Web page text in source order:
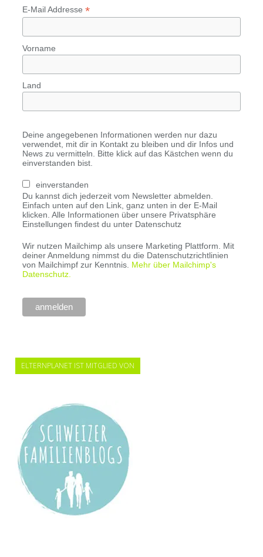
E-Mail Addresse *
Vorname
Land
Deine angegebenen Informationen werden nur dazu
verwendet, mit dir in Kontakt zu bleiben und dir Infos und
News zu vermitteln. Bitte klick auf das Kästchen wenn du
einverstanden bist.
einverstanden
Du kannst dich jederzeit vom Newsletter abmelden.
Einfach unten auf den Link, ganz unten in der E-Mail
klicken. Alle Informationen über unsere Privatsphäre
Einstellungen findest du unter Datenschutz
Wir nutzen Mailchimp als unsere Marketing Plattform. Mit
deiner Anmeldung nimmst du die Datenschutzrichtlinien
von Mailchimpf zur Kenntnis. Mehr über Mailchimp's
Datenschutz.
ELTERNPLANET IST MITGLIED VON